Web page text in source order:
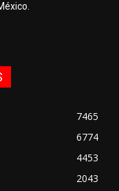
7465
6774
4453
2043